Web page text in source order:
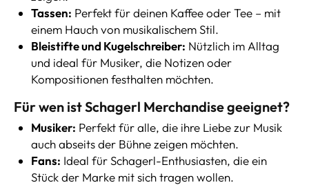
Tassen: Perfekt für deinen Kaffee oder Tee – mit
einem Hauch von musikalischem Stil.
Bleistifte und Kugelschreiber: Nützlich im Alltag
und ideal für Musiker, die Notizen oder
Kompositionen festhalten möchten.
Für wen ist Schagerl Merchandise geeignet?
Musiker: Perfekt für alle, die ihre Liebe zur Musik
auch abseits der Bühne zeigen möchten.
Fans: Ideal für Schagerl-Enthusiasten, die ein
Stück der Marke mit sich tragen wollen.